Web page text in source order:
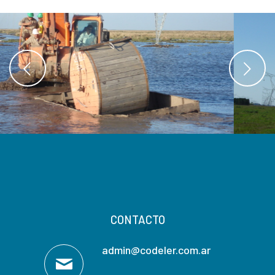
Posterior
CONTACTO
admin@codeler.com.ar